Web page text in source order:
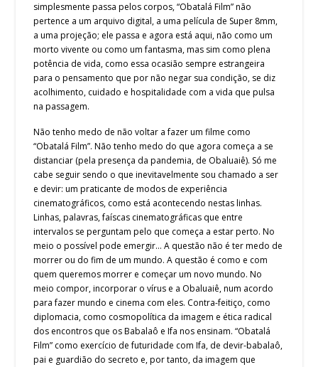
simplesmente passa pelos corpos, “Obatalá Film” não
pertence a um arquivo digital, a uma película de Super 8mm,
a uma projeção; ele passa e agora está aqui, não como um
morto vivente ou como um fantasma, mas sim como plena
potência de vida, como essa ocasião sempre estrangeira
para o pensamento que por não negar sua condição, se diz
acolhimento, cuidado e hospitalidade com a vida que pulsa
na passagem.
Não tenho medo de não voltar a fazer um filme como
“Obatalá Film”. Não tenho medo do que agora começa a se
distanciar (pela presença da pandemia, de Obaluaiê). Só me
cabe seguir sendo o que inevitavelmente sou chamado a ser
e devir: um praticante de modos de experiência
cinematográficos, como está acontecendo nestas linhas.
Linhas, palavras, faíscas cinematográficas que entre
intervalos se perguntam pelo que começa a estar perto. No
meio o possível pode emergir… A questão não é ter medo de
morrer ou do fim de um mundo. A questão é como e com
quem queremos morrer e começar um novo mundo. No
meio compor, incorporar o vírus e a Obaluaiê, num acordo
para fazer mundo e cinema com eles. Contra-feitiço, como
diplomacia, como cosmopolítica da imagem e ética radical
dos encontros que os Babalaô e Ifa nos ensinam. “Obatalá
Film” como exercício de futuridade com Ifa, de devir-babalaô,
pai e guardião do secreto e, por tanto, da imagem que